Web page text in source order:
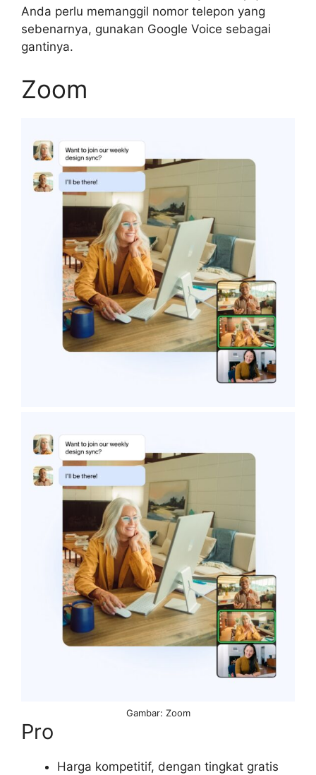
Anda perlu memanggil nomor telepon yang
sebenarnya, gunakan Google Voice sebagai
gantinya.
Zoom
Gambar: Zoom
Pro
Harga kompetitif, dengan tingkat gratis